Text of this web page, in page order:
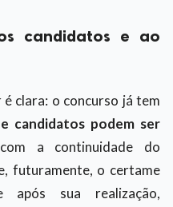
candidatos e ao
clara: o concurso já tem
candidatos podem ser
a continuidade do
futuramente, o certame
após sua realização,